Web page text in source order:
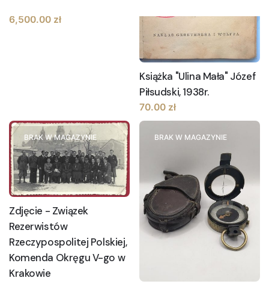
6,500.00 zł
Książka "Ulina Mała" Józef
Piłsudski, 1938r.
70.00 zł
BRAK W MAGAZYNIE
Zdjęcie - Związek
Rezerwistów
Rzeczypospolitej Polskiej,
Komenda Okręgu V-go w
Krakowie
BRAK W MAGAZYNIE